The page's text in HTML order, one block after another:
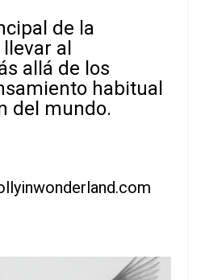
de la
al
allá de los
habitual
del mundo.